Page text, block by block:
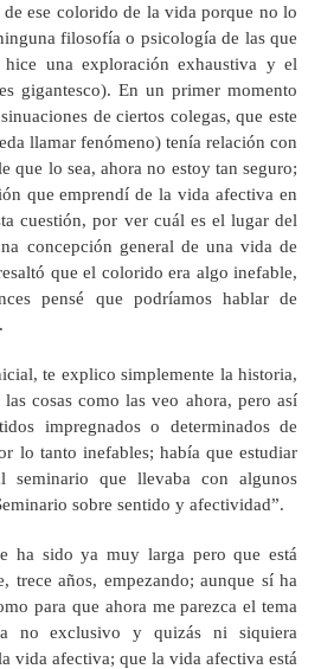
ese colorido de la vida porque no lo
filosofía o psicología de las que
una exploración exhaustiva y el
gigantesco). En un primer momento
de ciertos colegas, que este
llamar fenómeno) tenía relación con
que lo sea, ahora no estoy tan seguro;
que emprendí de la vida afectiva en
cuestión, por ver cuál es el lugar del
concepción general de una vida de
que el colorido era algo inefable,
pensé que podríamos hablar de
te explico simplemente la historia,
cosas como las veo ahora, pero así
impregnados o determinados de
lo tanto inefables; había que estudiar
que llevaba con algunos
sobre sentido y afectividad”.
ha sido ya muy larga pero que está
trece años, empezando; aunque sí ha
para que ahora me parezca el tema
no exclusivo y quizás ni siquiera
vida afectiva; que la vida afectiva está